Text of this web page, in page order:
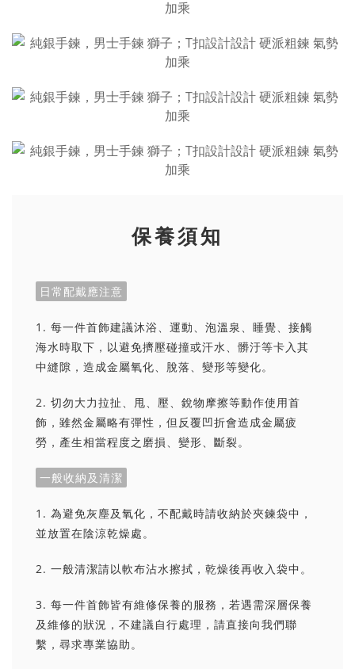
保養須知
日常配戴應注意
1. 每一件首飾建議沐浴、運動、泡溫泉、睡覺、接觸
海水時取下，以避免擠壓碰撞或汗水、髒汙等卡入其
中縫隙，造成金屬氧化、脫落、變形等變化。
2. 切勿大力拉扯、甩、壓、銳物摩擦等動作使用首
飾，雖然金屬略有彈性，但反覆凹折會造成金屬疲
勞，產生相當程度之磨損、變形、斷裂。
一般收納及清潔
1. 為避免灰塵及氧化，不配戴時請收納於夾鍊袋中，
並放置在陰涼乾燥處。
2. 一般清潔請以軟布沾水擦拭，乾燥後再收入袋中。
3. 每一件首飾皆有維修保養的服務，若遇需深層保養
及維修的狀況，不建議自行處理，請直接向我們聯
繫，尋求專業協助。